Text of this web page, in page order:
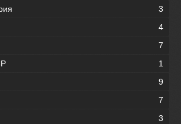
3
4
7
1
9
7
3